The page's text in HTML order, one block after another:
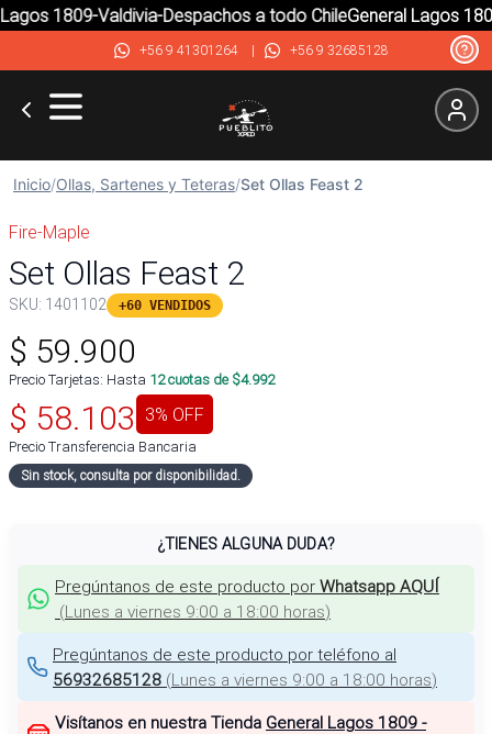
1809-Valdivia-Despachos a todo ChileGeneral Lagos
+56 9 41301264| +56 9 32685128
Inicio/Ollas, Sartenes y Teteras/Set Ollas Feast 2
Fire-Maple
Set Ollas Feast 2
SKU: 1401102 +60 VENDIDOS
$ 59.900
Precio Tarjetas: Hasta 12cuotas de $4.992
$ 58.103 3% OFF
Precio Transferencia Bancaria
Sin stock, consulta por disponibilidad.
¿TIENES ALGUNA DUDA?
Pregúntanos de este producto por Whatsapp AQUÍ
(Lunes a viernes 9:00 a 18:00 horas)
Pregúntanos de este producto por teléfono al
56932685128 (Lunes a viernes 9:00 a 18:00 horas)
Visítanos en nuestra Tienda General Lagos 1809 -